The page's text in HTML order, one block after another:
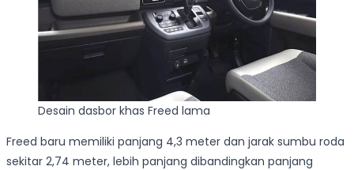
Desain dasbor khas Freed lama
Freed baru memiliki panjang 4,3 meter dan jarak sumbu roda
sekitar 2,74 meter, lebih panjang dibandingkan panjang